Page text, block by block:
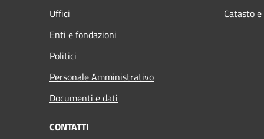
Uffici
Enti e fondazioni
Politici
Personale Amministrativo
Documenti e dati
Catasto
CONTATTI